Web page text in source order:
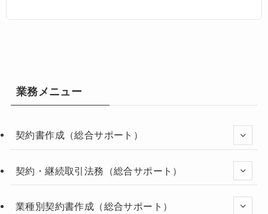
業務メニュー
契約書作成（総合サポート）
契約・継続取引法務（総合サポート）
業種別契約書作成（総合サポート）